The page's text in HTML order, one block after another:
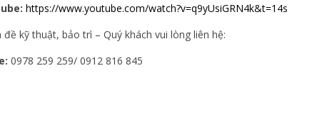
https://www.youtube.com/watch?v=q9yUsiGRN4k&t=14s
đề kỹ thuật, bảo trì – Quý khách vui lòng liên hệ:
0978 259 259/ 0912 816 845